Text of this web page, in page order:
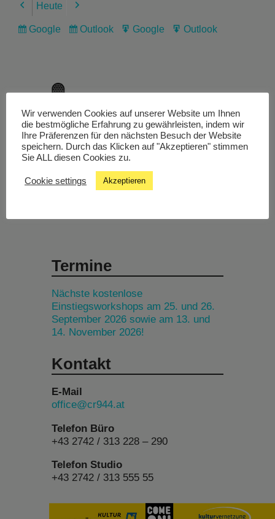
Previous
Heute Next
Subscribe
Google
Subscribe
Outlook
Export
Google
Export
Outlook
Livestream
Studiochat
Termine
Nächste kostenlose
Einstiegsworkshops am 25. und 26.
September 2026 sowie am 13. und
14. November 2026!
Kontakt
E-Mail
office@cr944.at
Telefon Büro
+43 2742 / 313 228 – 290
Telefon Studio
+43 2742 / 313 555 55
Wir verwenden Cookies auf unserer Website um Ihnen
die bestmögliche Erfahrung zu gewährleisten, indem wir
Ihre Präferenzen für den nächsten Besuch der Website
speichern. Durch das Klicken auf "Akzeptieren" stimmen
Sie ALL diesen Cookies zu.
Cookie settings Akzeptieren